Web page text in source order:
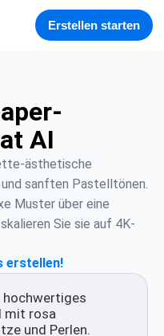
Erstellen starten
AI
ästhetische
sanften Pastelltönen.
Muster über eine
Sie sie auf 4K-
erstellen!